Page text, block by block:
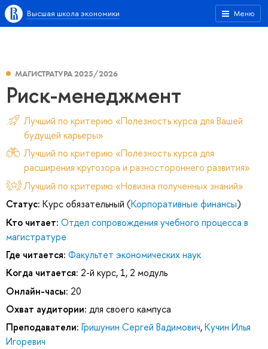
Меню
Высшая школа экономики
МАГИСТРАТУРА 2025/2026
Риск-менеджмент
Лучший по критерию «Полезность курса для Вашей
будущей карьеры»
Лучший по критерию «Полезность курса для
расширения кругозора и разностороннего развития»
Лучший по критерию «Новизна полученных знаний»
Статус: Курс обязательный (Корпоративные финансы)
Кто читает: Отдел сопровождения учебного процесса в
магистратуре
Где читается: Факультет экономических наук
Когда читается: 2-й курс, 1, 2 модуль
Онлайн-часы: 20
Охват аудитории: для своего кампуса
Преподаватели: Гришунин Сергей Вадимович,Кучин Илья
Игоревич